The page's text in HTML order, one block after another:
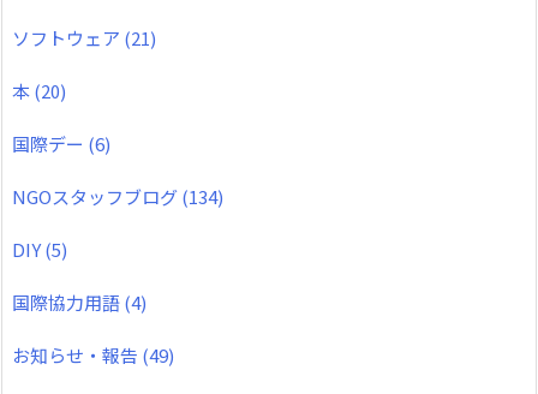
ソフトウェア (21)
本(20)
国際デー (6)
NGOスタッフブログ(134)
DIY(5)
国際協力用語(4)
お知らせ・報告 (49)